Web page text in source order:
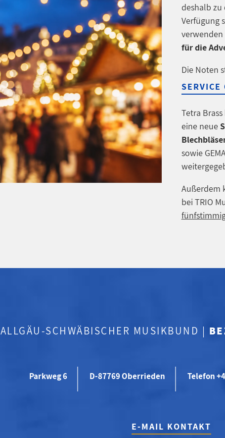
deshalb zu
Verfügung
für die
Die Noten
SERVICE
Tetra
eine neue
sowie
Außerdem
bei TRIO
ALLGÄU-SCHWÄBISCHER MUSIKBUND |
Parkweg 6 D-87769 Oberrieden Telefon
E-MAIL KONTAKT